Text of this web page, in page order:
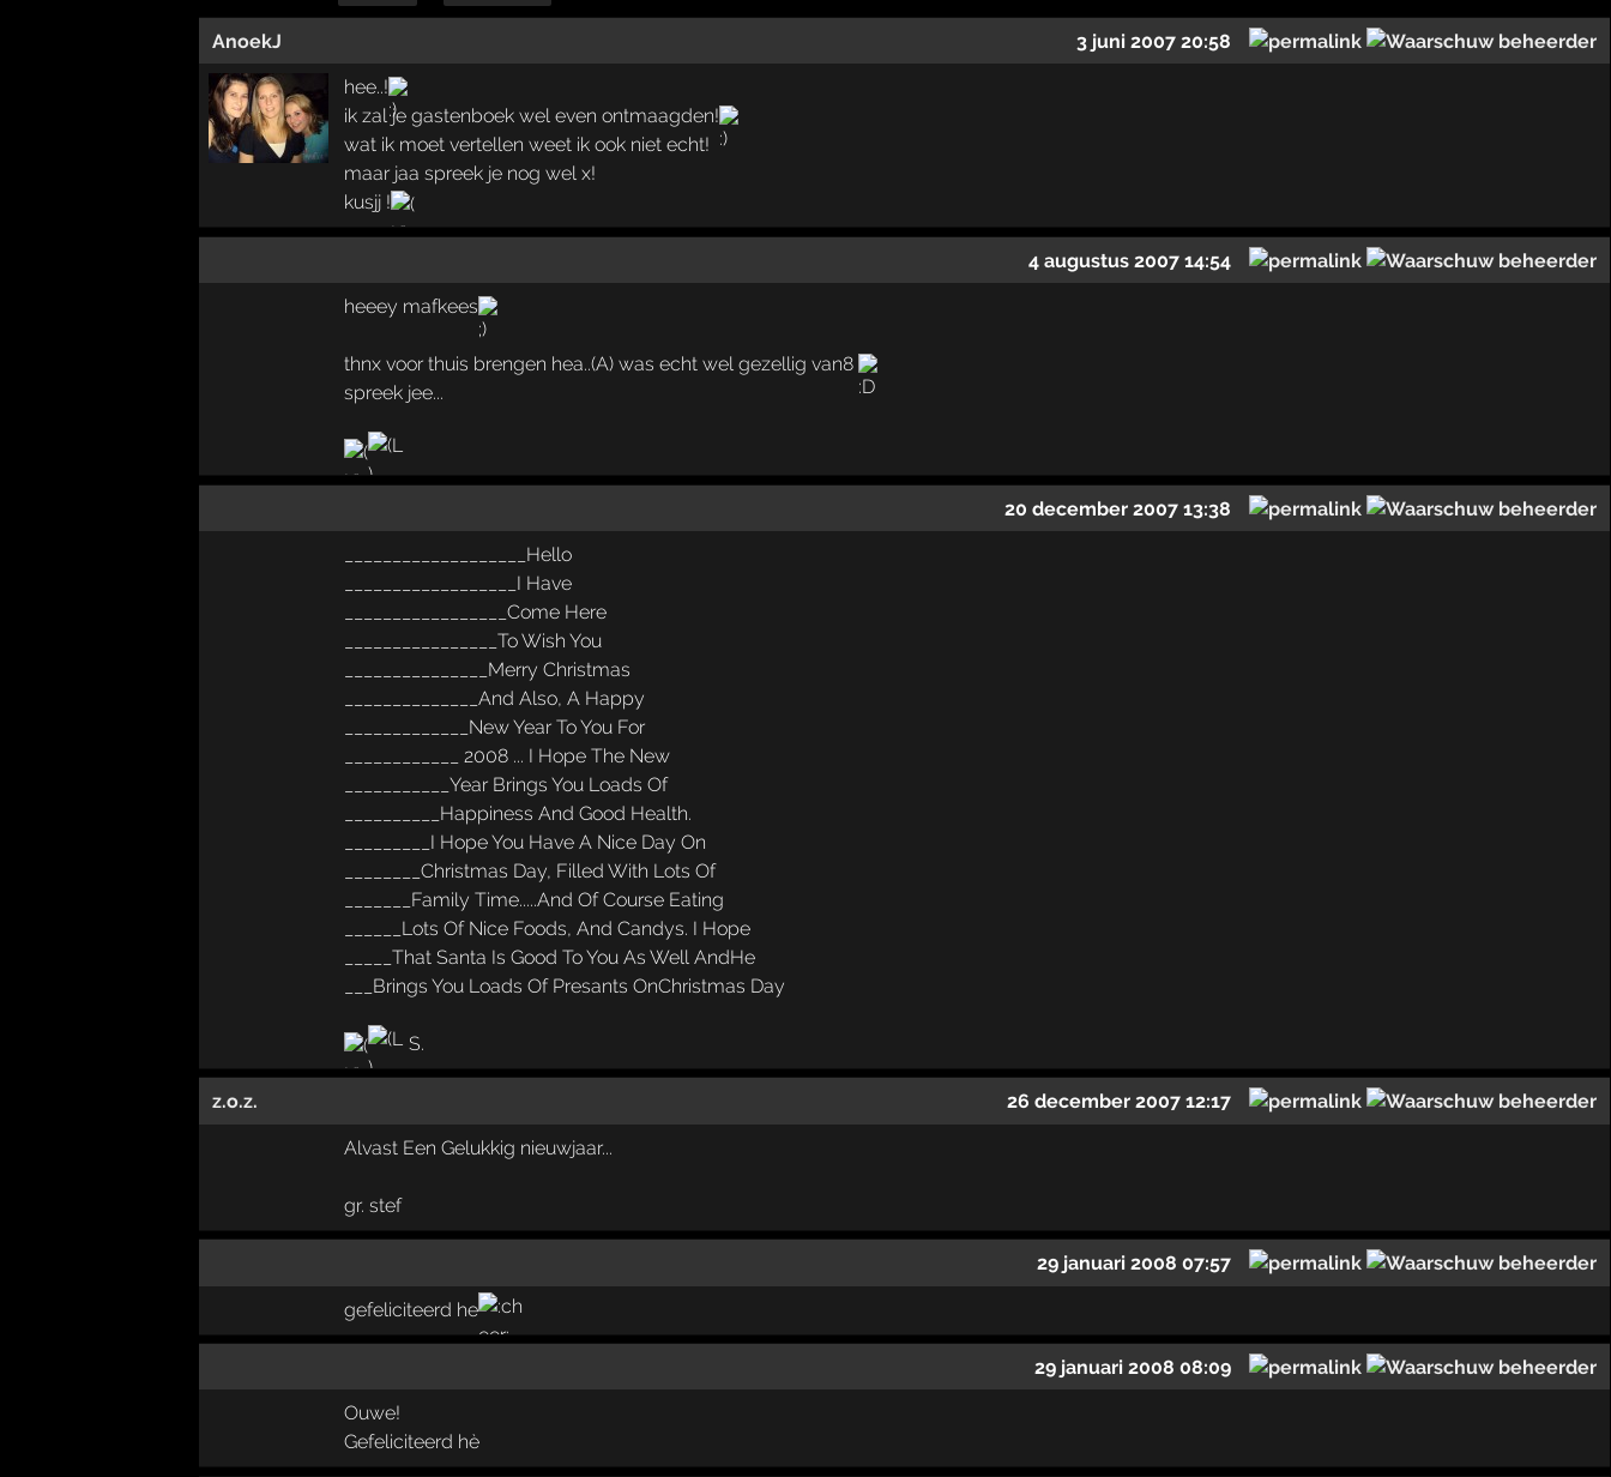
AnoekJ 3 juni 2007 20:58
hee..!
ik zal je gastenboek wel even ontmaagden!
wat ik moet vertellen weet ik ook niet echt!
maar jaa spreek je nog wel x!
kusjj !
4 augustus 2007 14:54
heeey mafkees
thnx voor thuis brengen hea..(A) was echt wel gezellig van8
spreek jee...
20 december 2007 13:38
___________________Hello
__________________I Have
_________________Come Here
________________To Wish You
_______________Merry Christmas
______________And Also, A Happy
_____________New Year To You For
____________ 2008 ... I Hope The New
___________Year Brings You Loads Of
__________Happiness And Good Health.
_________I Hope You Have A Nice Day On
________Christmas Day, Filled With Lots Of
_______Family Time.....And Of Course Eating
______Lots Of Nice Foods, And Candys. I Hope
_____That Santa Is Good To You As Well AndHe
___Brings You Loads Of Presants OnChristmas Day
S.
z.o.z. 26 december 2007 12:17
Alvast Een Gelukkig nieuwjaar...
gr. stef
29 januari 2008 07:57
gefeliciteerd he
29 januari 2008 08:09
Ouwe!
Gefeliciteerd hè